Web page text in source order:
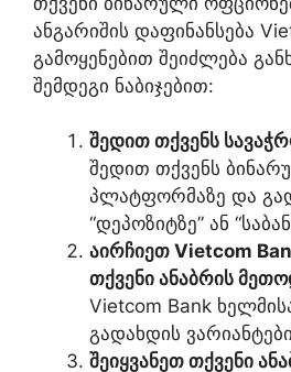
ანგარიშის დაფინანსება
გამოყენებით შეიძლება
შემდეგი ნაბიჯებით:
შედით თქვენს
შედით თქვენს
პლატფორმაზე და
“დეპოზიტზე” ან
აირჩიეთ Vietcom
თქვენი ანაბრის
Vietcom Bank
გადახდის
შეიყვანეთ თქვენი